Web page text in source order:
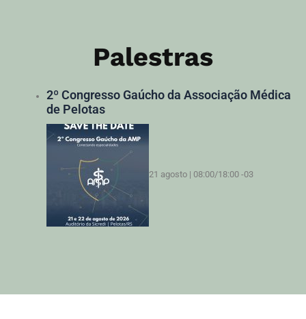
Palestras
2º Congresso Gaúcho da Associação Médica
de Pelotas
21 agosto | 08:00/18:00 -03